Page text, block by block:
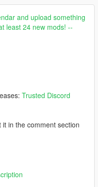
and upload something
least 24 new mods! --
Trusted Discord
in the comment section